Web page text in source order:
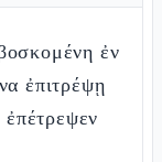
ἐν
ἐπιτρέψῃ
ἐπέτρεψεν